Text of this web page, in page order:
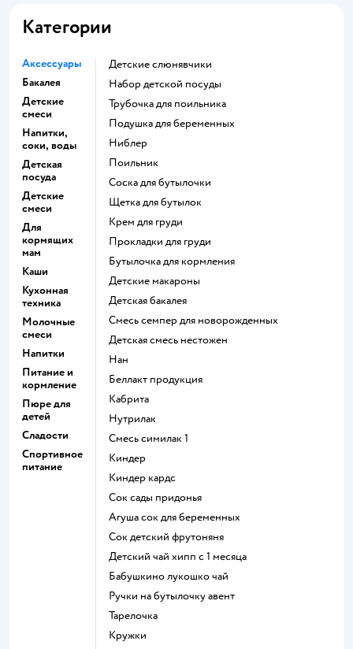
Категории
Аксессуары
Бакалея
Детские
смеси
Напитки,
соки, воды
Детская
посуда
Детские
смеси
Для
кормящих
мам
Каши
Кухонная
техника
Молочные
смеси
Напитки
Питание и
кормление
Пюре для
детей
Сладости
Спортивное
питание
Детские слюнявчики
набор детской посуды
трубочка для поильника
подушка для беременных
ниблер
поильник
соска для бутылочки
щетка для бутылок
крем для груди
прокладки для груди
бутылочка для кормления
детские макароны
детская бакалея
смесь семпер для новорожденных
детская смесь нестожен
нан
беллакт продукция
кабрита
нутрилак
смесь симилак 1
киндер
киндер кардс
сок сады придонья
агуша сок для беременных
сок детский фрутоняня
детский чай хипп с 1 месяца
бабушкино лукошко чай
ручки на бутылочку авент
тарелочка
кружки